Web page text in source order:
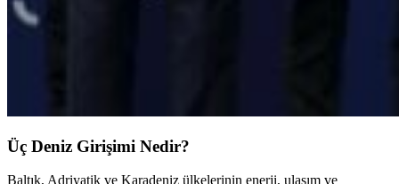
Üç Deniz Girişimi Nedir?
Baltık, Adriyatik ve Karadeniz ülkelerinin enerji, ulaşım ve